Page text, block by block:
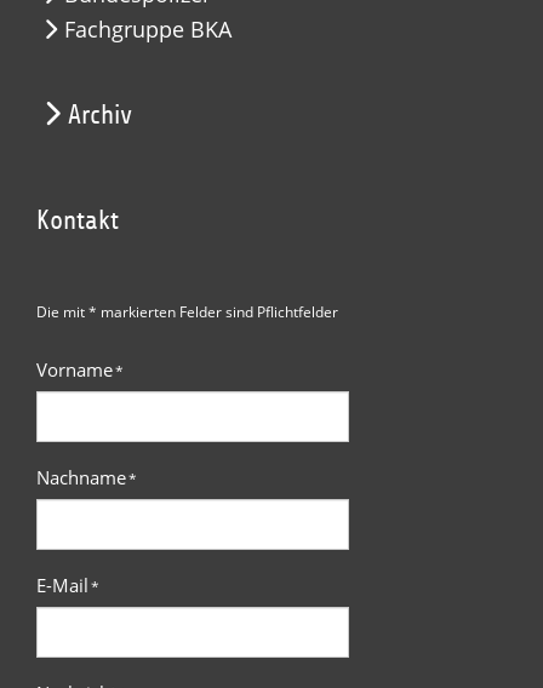
Fachgruppe BKA
Archiv
Kontakt
Die mit * markierten Felder sind Pflichtfelder
Vorname*
Nachname*
E-Mail*